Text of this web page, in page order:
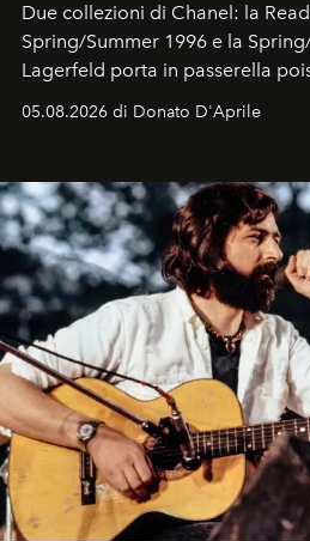
Due collezioni di Chanel: la
Spring/Summer 1996 e la
Lagerfeld porta in passerella
logomania pensata per la
Kate, Claudia e Carla una dietro
uno dei documenti più
05.08.2026 di Donato D'Aprile